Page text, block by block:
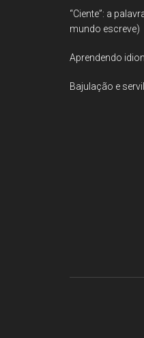
“Ciente”: a
mundo escreve)
Aprendendo
Bajulação e